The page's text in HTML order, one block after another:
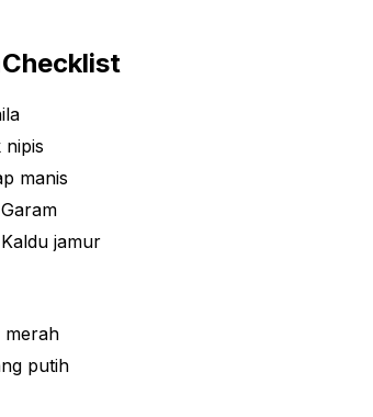
Checklist
manis
jamur
merah
putih